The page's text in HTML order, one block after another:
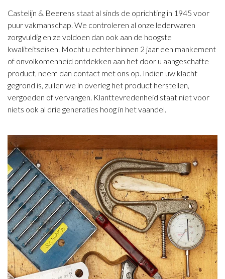
Castelijn & Beerens staat al sinds de oprichting in 1945 voor
puur vakmanschap. We controleren al onze lederwaren
zorgvuldig en ze voldoen dan ook aan de hoogste
kwaliteitseisen. Mocht u echter binnen 2 jaar een mankement
of onvolkomenheid ontdekken aan het door u aangeschafte
product, neem dan contact met ons op. Indien uw klacht
gegrond is, zullen we in overleg het product herstellen,
vergoeden of vervangen. Klanttevredenheid staat niet voor
niets ook al drie generaties hoog in het vaandel.